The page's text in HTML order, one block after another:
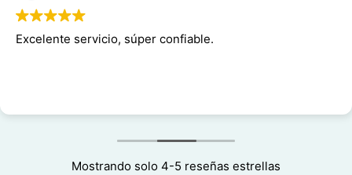
Excelente servicio, súper confiable.
Mostrando solo 4-5 reseñas estrellas